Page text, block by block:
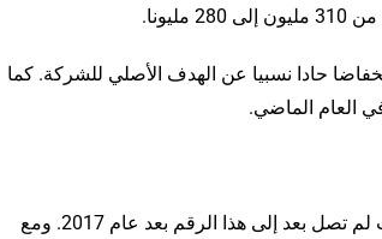
حادا نسبيا عن الهدف الأصلي للشركة. كما
في العام الماضي.
وكانت الشركة تهدف في البداية إلى إنتاج 300 مليون وحدة في عام 2022 حيث لم تصل بعد إلى هذا الرقم بعد عام 2017. ومع